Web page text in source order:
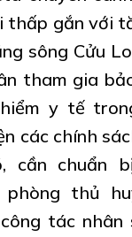
thấp gắn với
sông Cửu
tham gia
y tế
các chính
cần chuẩn
thủ
tác nhân